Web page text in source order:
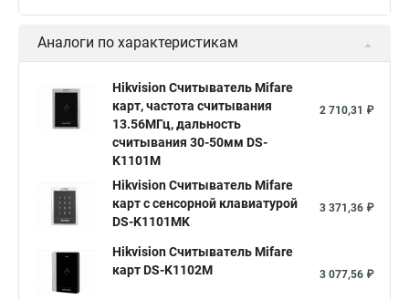
Аналоги по характеристикам
Hikvision Считыватель Mifare
карт, частота считывания
13.56МГц, дальность
считывания 30-50мм DS-
K1101M
2 710,31 ₽
Hikvision Считыватель Mifare
карт с сенсорной клавиатурой
DS-K1101MK
3 371,36 ₽
Hikvision Считыватель Mifare
карт DS-K1102M
3 077,56 ₽